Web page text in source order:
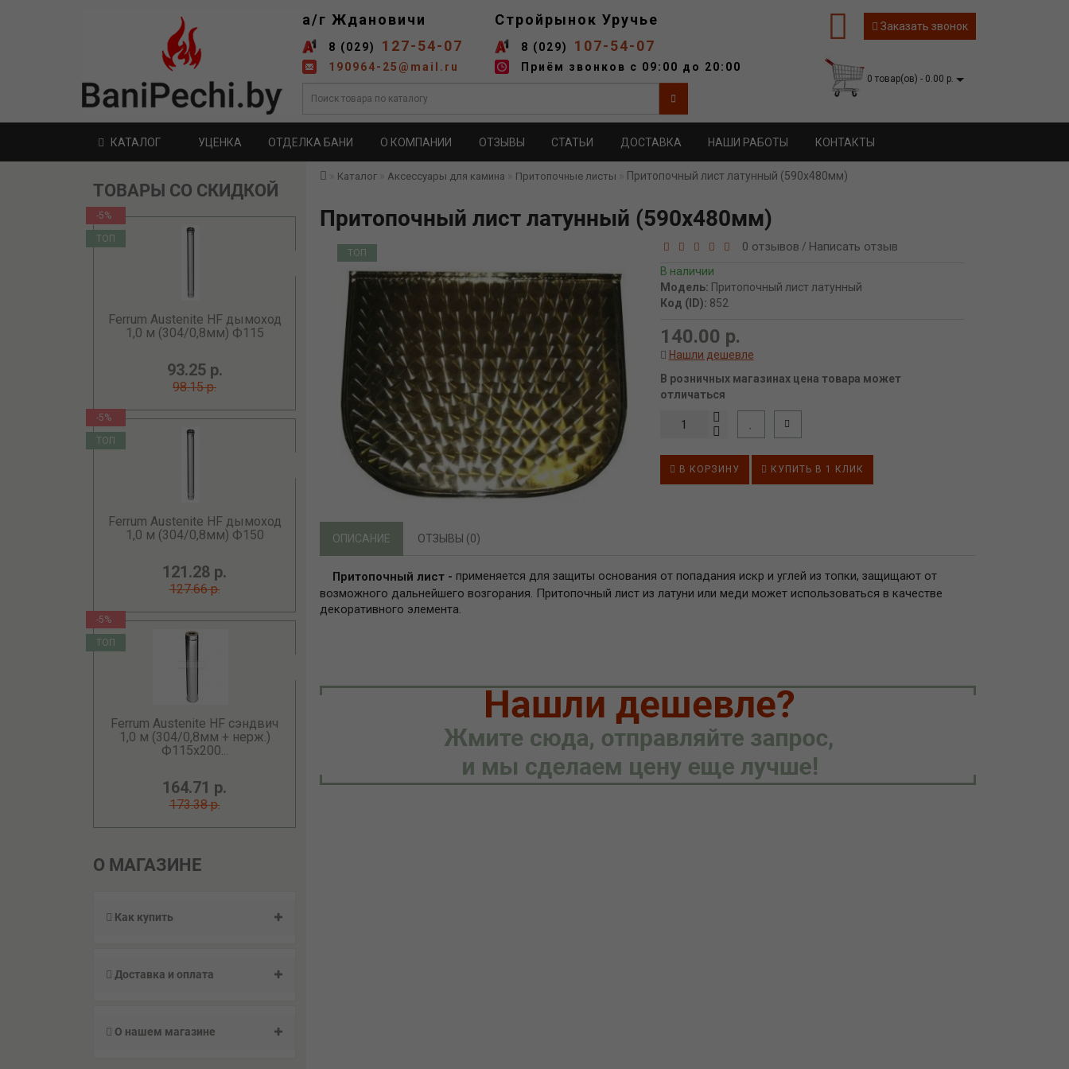
а/г Ждановичи
8 (029) 127-54-07
190964-25@mail.ru
Стройрынок Уручье
8 (029) 107-54-07
Приём звонков с 09:00 до 20:00
Заказать звонок
0 товар(ов) - 0.00 р.
КАТАЛОГ УЦЕНКА ОТДЕЛКА БАНИ О КОМПАНИИ ОТЗЫВЫ СТАТЬИ ДОСТАВКА НАШИ РАБОТЫ КОНТАКТЫ
ТОВАРЫ СО СКИДКОЙ
-5%
ТОП
Ferrum Austenite HF дымоход
1,0 м (304/0,8мм) Ф115
93.25 р.
98.15 р.
-5%
ТОП
Ferrum Austenite HF дымоход
1,0 м (304/0,8мм) Ф150
121.28 р.
127.66 р.
-5%
ТОП
Ferrum Austenite HF сэндвич
1,0 м (304/0,8мм + нерж.)
Ф115х200...
164.71 р.
173.38 р.
О МАГАЗИНЕ
Как купить
Доставка и оплата
О нашем магазине
Каталог Аксессуары для камина Притопочные листы Притопочный лист латунный (590х480мм)
Притопочный лист латунный (590х480мм)
ТОП 0 отзывов / Написать отзыв
В наличии
Модель: Притопочный лист латунный
Код (ID): 852
140.00 р.
Нашли дешевле
В розничных магазинах цена товара может
отличаться
В КОРЗИНУ КУПИТЬ В 1 КЛИК
ОПИСАНИЕ ОТЗЫВЫ (0)
Притопочный лист - применяется для защиты основания от попадания искр и углей из топки, защищают от
возможного дальнейшего возгорания. Притопочный лист из латуни или меди может использоваться в качестве
декоративного элемента.